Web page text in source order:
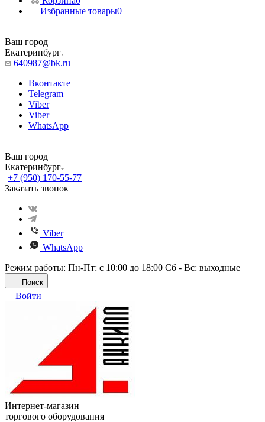
Избранные товары0
Ваш город
Екатеринбург
640987@bk.ru
Вконтакте
Telegram
Viber
Viber
WhatsApp
Ваш город
Екатеринбург
+7 (950) 170-55-77
Заказать звонок
Viber
WhatsApp
Режим работы: Пн-Пт: с 10:00 до 18:00 Сб - Вс: выходные
Поиск
Войти
Интернет-магазин
торгового оборудования